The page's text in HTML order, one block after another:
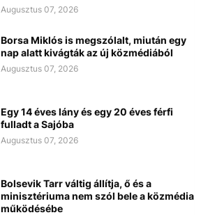
Augusztus 07, 2026
Borsa Miklós is megszólalt, miután egy
nap alatt kivágták az új közmédiából
Augusztus 07, 2026
Egy 14 éves lány és egy 20 éves férfi
fulladt a Sajóba
Augusztus 07, 2026
Bolsevik Tarr váltig állítja, ő és a
minisztériuma nem szól bele a közmédia
működésébe